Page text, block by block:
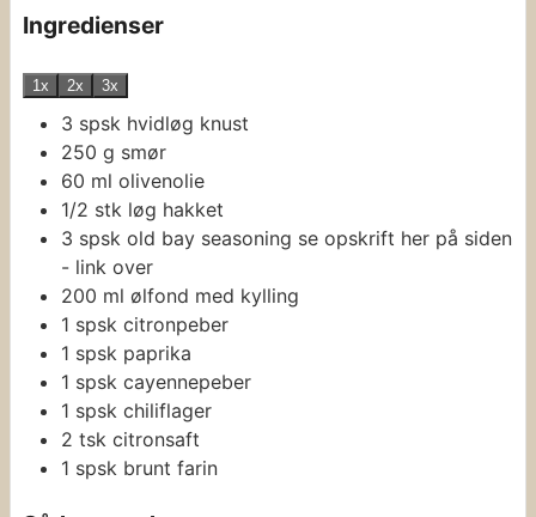
Ingredienser
1x 2x 3x
3 spsk hvidløg knust
250 g smør
60 ml olivenolie
1/2 stk løg hakket
3 spsk old bay seasoning se opskrift her på siden
- link over
200 ml ølfond med kylling
1 spsk citronpeber
1 spsk paprika
1 spsk cayennepeber
1 spsk chiliflager
2 tsk citronsaft
1 spsk brunt farin